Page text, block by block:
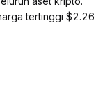
tertinggi $2.26